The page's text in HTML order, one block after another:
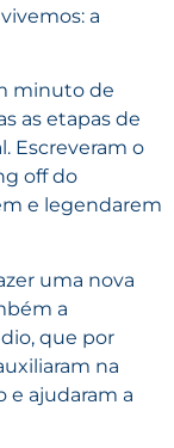
a
minuto de
as etapas de
Escreveram o
off do
e legendarem
uma nova
a
que por
na
e ajudaram a